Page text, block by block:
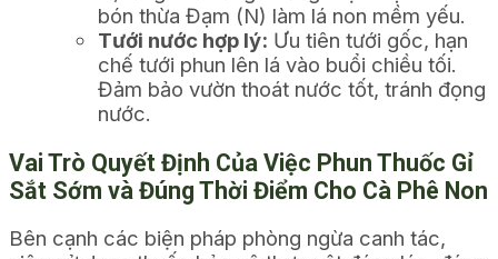
bón thừa Đạm (N) làm lá non mềm yếu.
Tưới nước hợp lý: Ưu tiên tưới gốc, hạn
chế tưới phun lên lá vào buổi chiều tối.
Đảm bảo vườn thoát nước tốt, tránh đọng
nước.
Vai Trò Quyết Định Của Việc Phun Thuốc Gỉ
Sắt Sớm và Đúng Thời Điểm Cho Cà Phê Non
Bên cạnh các biện pháp phòng ngừa canh tác,